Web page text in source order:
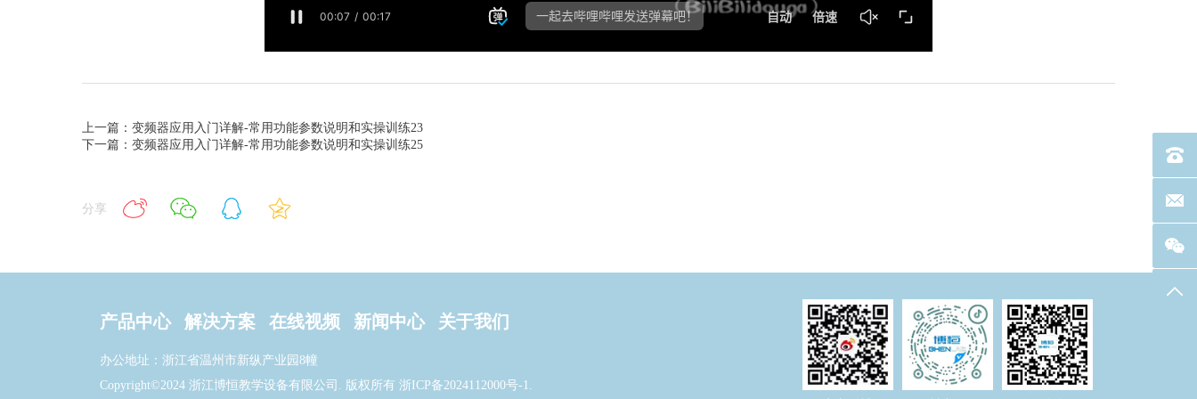
上一篇：变频器应用入门详解-常用功能参数说明和实操训练23
下一篇：变频器应用入门详解-常用功能参数说明和实操训练25
分享
产品中心 解决方案 在线视频 新闻中心 关于我们
办公地址：浙江省温州市新纵产业园8幢
Copyright©2024 浙江博恒教学设备有限公司. 版权所有 浙ICP备2024112000号-1
电话
联系
返回